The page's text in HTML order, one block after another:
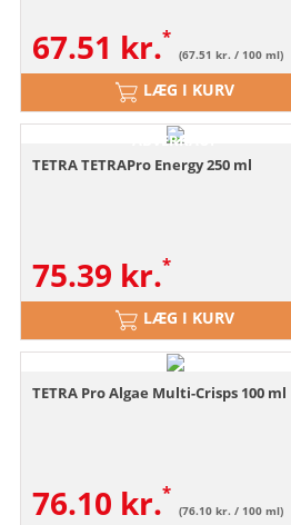
67.51 kr. (67.51 kr. / 100 ml)
LÆG I KURV
TETRA TETRAPro Energy 250 ml
75.39 kr.
ABVERKAUF
LÆG I KURV
TETRA Pro Algae Multi-Crisps 100 ml
76.10 kr. (76.10 kr. / 100 ml)